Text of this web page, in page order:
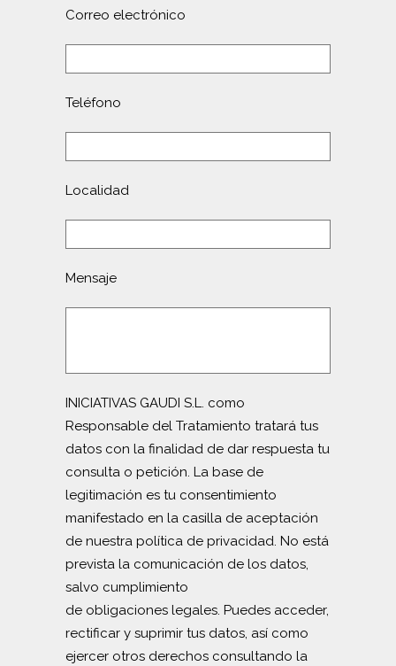
Correo electrónico
Teléfono
Localidad
Mensaje
INICIATIVAS GAUDI S.L. como
Responsable del Tratamiento tratará tus
datos con la finalidad de dar respuesta tu
consulta o petición. La base de
legitimación es tu consentimiento
manifestado en la casilla de aceptación
de nuestra política de privacidad. No está
prevista la comunicación de los datos,
salvo cumplimiento
de obligaciones legales. Puedes acceder,
rectificar y suprimir tus datos, así como
ejercer otros derechos consultando la